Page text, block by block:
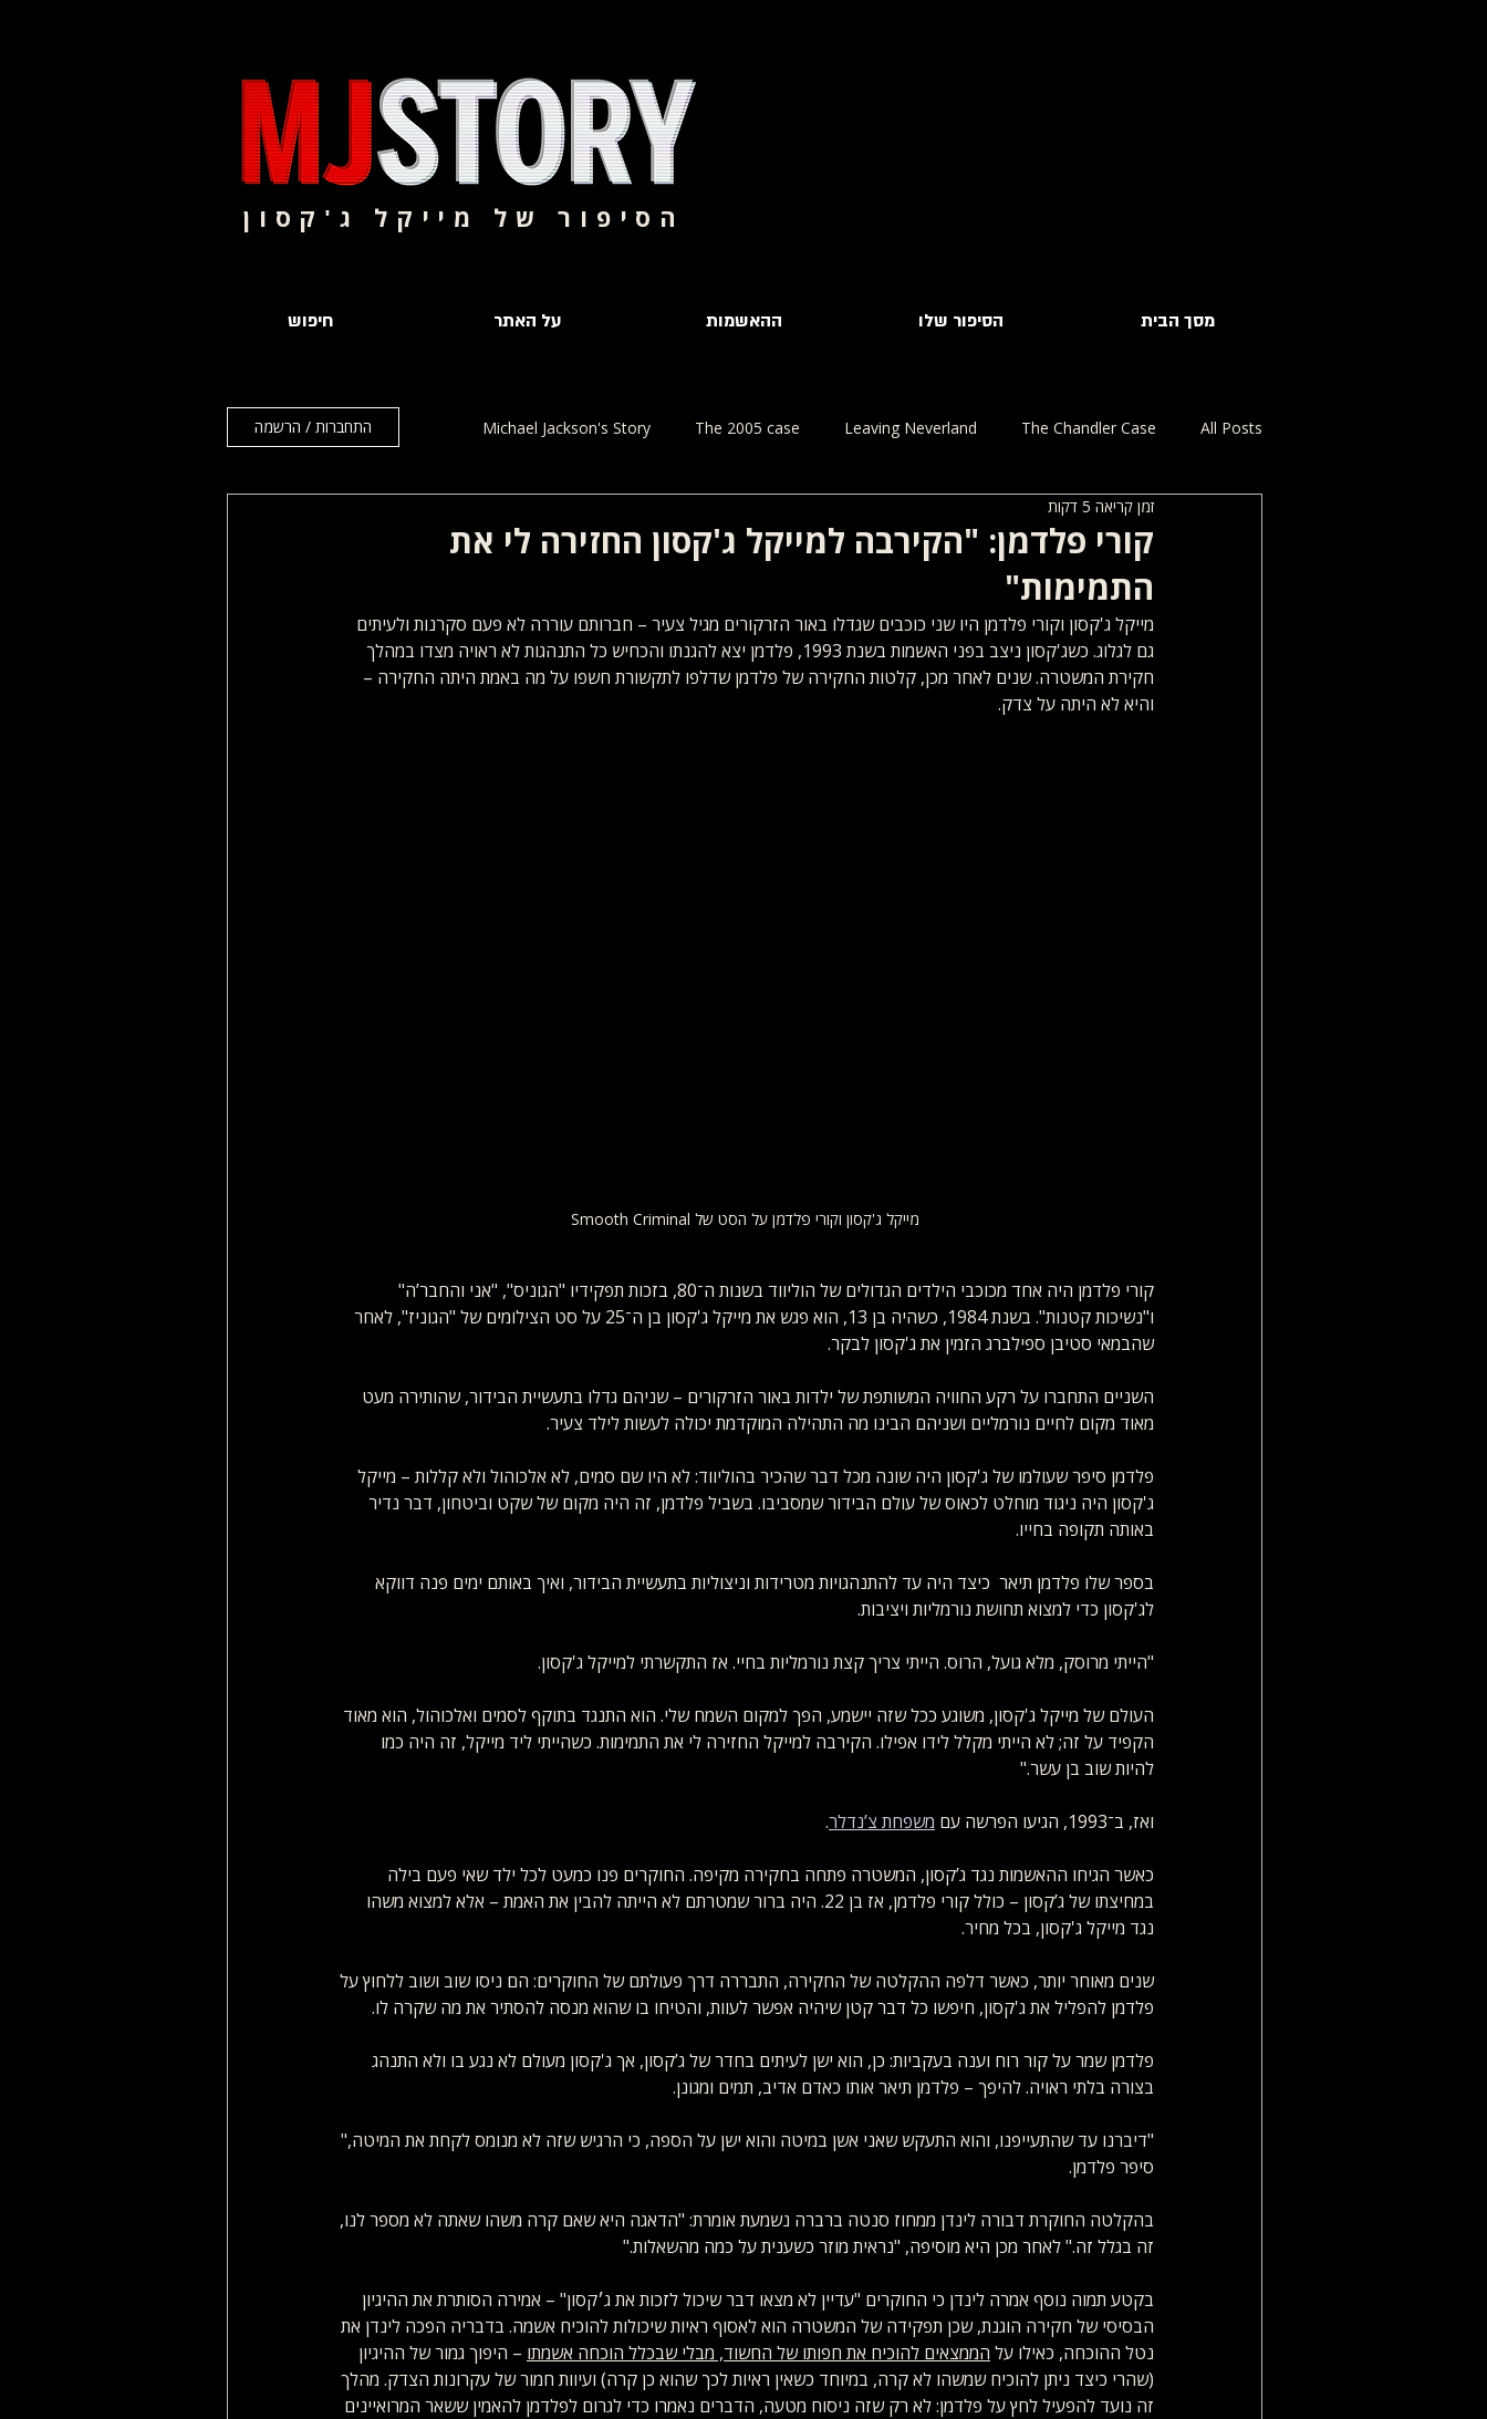
הסיפור של מייקל ג'קסון
מסך הבית הסיפור שלו ההאשמות על האתר חיפוש
All Posts
The Chandler Case
Leaving Neverland
The 2005 case
Michael Jackson's Story
The Neverland Children
המשפט של מייקל ג'קסון
התחברות / הרשמה
קורי פלדמן: "הקירבה למייקל ג'קסון החזירה לי את
התמימות"
זמן קריאה 5 דקות
מייקל ג'קסון וקורי פלדמן היו שני כוכבים שגדלו באור הזרקורים מגיל צעיר – חברותם עוררה לא פעם סקרנות ולעיתים
גם לגלוג. כשג'קסון ניצב בפני האשמות בשנת 1993, פלדמן יצא להגנתו והכחיש כל התנהגות לא ראויה מצדו במהלך
חקירת המשטרה. שנים לאחר מכן, קלטות החקירה של פלדמן שדלפו לתקשורת חשפו על מה באמת היתה החקירה –
והיא לא היתה על צדק.
מייקל ג'קסון וקורי פלדמן על הסט של Smooth Criminal
קורי פלדמן היה אחד מכוכבי הילדים הגדולים של הוליווד בשנות ה־80, בזכות תפקידיו "הגוניס", "אני והחבר’ה"
ו"נשיכות קטנות". בשנת 1984, כשהיה בן 13, הוא פגש את מייקל ג'קסון בן ה־25 על סט הצילומים של "הגוניז", לאחר
שהבמאי סטיבן ספילברג הזמין את ג'קסון לבקר.
השניים התחברו על רקע החוויה המשותפת של ילדות באור הזרקורים – שניהם גדלו בתעשיית הבידור, שהותירה מעט
מאוד מקום לחיים נורמליים ושניהם הבינו מה התהילה המוקדמת יכולה לעשות לילד צעיר.
פלדמן סיפר שעולמו של ג'קסון היה שונה מכל דבר שהכיר בהוליווד: לא היו שם סמים, לא אלכוהול ולא קללות – מייקל
ג'קסון היה ניגוד מוחלט לכאוס של עולם הבידור שמסביבו. בשביל פלדמן, זה היה מקום של שקט וביטחון, דבר נדיר
באותה תקופה בחייו.
בספר שלו פלדמן תיאר  כיצד היה עד להתנהגויות מטרידות וניצוליות בתעשיית הבידור, ואיך באותם ימים פנה דווקא
לג'קסון כדי למצוא תחושת נורמליות ויציבות.
"הייתי מרוסק, מלא גועל, הרוס. הייתי צריך קצת נורמליות בחיי. אז התקשרתי למייקל ג'קסון.
העולם של מייקל ג'קסון, משוגע ככל שזה יישמע, הפך למקום השמח שלי. הוא התנגד בתוקף לסמים ואלכוהול, הוא מאוד
הקפיד על זה; לא הייתי מקלל לידו אפילו. הקירבה למייקל החזירה לי את התמימות. כשהייתי ליד מייקל, זה היה כמו
להיות שוב בן עשר."
ואז, ב־1993, הגיעו הפרשה עם משפחת צ’נדלר.
כאשר הגיחו ההאשמות נגד ג’קסון, המשטרה פתחה בחקירה מקיפה. החוקרים פנו כמעט לכל ילד שאי פעם בילה
במחיצתו של ג’קסון – כולל קורי פלדמן, אז בן 22. היה ברור שמטרתם לא הייתה להבין את האמת – אלא למצוא משהו
נגד מייקל ג'קסון, בכל מחיר.
שנים מאוחר יותר, כאשר דלפה ההקלטה של החקירה, התבררה דרך פעולתם של החוקרים: הם ניסו שוב ושוב ללחוץ על
פלדמן להפליל את ג'קסון, חיפשו כל דבר קטן שיהיה אפשר לעוות, והטיחו בו שהוא מנסה להסתיר את מה שקרה לו.
פלדמן שמר על קור רוח וענה בעקביות: כן, הוא ישן לעיתים בחדר של ג’קסון, אך ג'קסון מעולם לא נגע בו ולא התנהג
בצורה בלתי ראויה. להיפך – פלדמן תיאר אותו כאדם אדיב, תמים ומגונן.
"דיברנו עד שהתעייפנו, והוא התעקש שאני אשן במיטה והוא ישן על הספה, כי הרגיש שזה לא מנומס לקחת את המיטה,"
סיפר פלדמן.
בהקלטה החוקרת דבורה לינדן ממחוז סנטה ברברה נשמעת אומרת: "הדאגה היא שאם קרה משהו שאתה לא מספר לנו,
זה בגלל זה." לאחר מכן היא מוסיפה, "נראית מוזר כשענית על כמה מהשאלות."
בקטע תמוה נוסף אמרה לינדן כי החוקרים "עדיין לא מצאו דבר שיכול לזכות את ג׳קסון" – אמירה הסותרת את ההיגיון
הבסיסי של חקירה הוגנת, שכן תפקידה של המשטרה הוא לאסוף ראיות שיכולות להוכיח אשמה. בדבריה הפכה לינדן את
נטל ההוכחה, כאילו על הממצאים להוכיח את חפותו של החשוד, מבלי שבכלל הוכחה אשמתו – היפוך גמור של ההיגיון
(שהרי כיצד ניתן להוכיח שמשהו לא קרה, במיוחד כשאין ראיות לכך שהוא כן קרה) ועיוות חמור של עקרונות הצדק. מהלך
זה נועד להפעיל לחץ על פלדמן: לא רק שזה ניסוח מטעה, הדברים נאמרו כדי לגרום לפלדמן להאמין ששאר המרואיינים